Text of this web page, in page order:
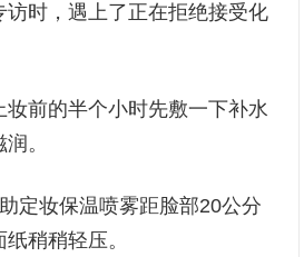
访时，遇上了正在拒绝接受化
前的半个小时先敷一下补水
。
定妆保温喷雾距脸部20公分
稍稍轻压。